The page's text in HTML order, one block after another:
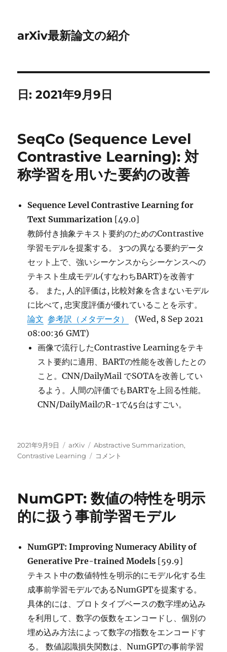
arXiv最新論文の紹介
日:2021年9月9日
SeqCo (Sequence Level
Contrastive Learning): 対
称学習を用いた要約の改善
Sequence Level Contrastive Learning for
Text Summarization [49.0]
教師付き抽象テキスト要約のためのContrastive
学習モデルを提案する。 3つの異なる要約データ
セット上で、強いシーケンスからシーケンスへの
テキスト生成モデル(すなわちBART)を改善す
る。 また, 人的評価は, 比較対象を含まないモデル
に比べて, 忠実度評価が優れていることを示す。
論文 参考訳（メタデータ）
(Wed, 8 Sep 2021
08:00:36 GMT)
画像で流行したContrastive Learningをテキ
スト要約に適用、BARTの性能を改善したとの
こと。CNN/DailyMail でSOTAを改善してい
るよう。人間の評価でもBARTを上回る性能。
CNN/DailyMailのR-1で45台はすごい。
投
稿
2021年9月9日
カ
テ
arXiv
タ
グ
Abstractive Summarization,
Contrastive Learning
SeqCo
Learning):
対
称
を
用
い
要
約
の
善
に
コメント
NumGPT: 数値の特性を明示
的に扱う事前学習モデル
NumGPT: Improving Numeracy Ability of
Generative Pre-trained Models [59.9]
テキスト中の数値特性を明示的にモデル化する生
成事前学習モデルであるNumGPTを提案する。
具体的には、プロトタイプベースの数字埋め込み
を利用して、数字の仮数をエンコードし、個別の
埋め込み方法によって数字の指数をエンコードす
る。 数値認識損失関数は、NumGPTの事前学習